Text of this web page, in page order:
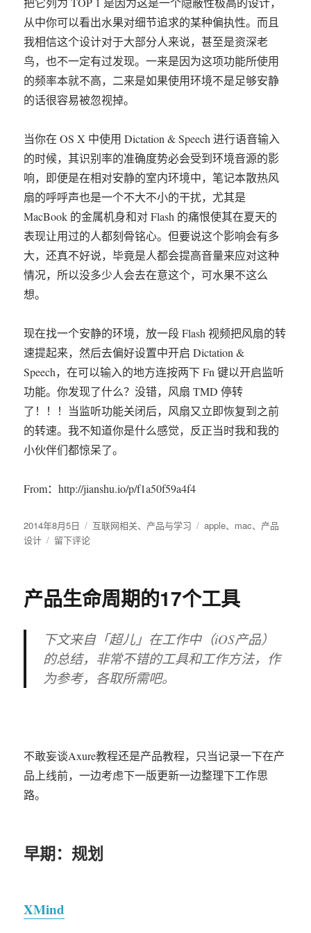
从中你可以看出水果对细节追求的某种偏执性。而且
我相信这个设计对于大部分人来说，甚至是资深老
鸟，也不一定有过发现。一来是因为这项功能所使用
的频率本就不高，二来是如果使用环境不是足够安静
的话很容易被忽视掉。
当你在 OS X 中使用 Dictation & Speech 进行语音输入
的时候，其识别率的准确度势必会受到环境音源的影
响，即便是在相对安静的室内环境中，笔记本散热风
扇的呼呼声也是一个不大不小的干扰，尤其是
MacBook 的金属机身和对 Flash 的痛恨使其在夏天的
表现让用过的人都刻骨铭心。但要说这个影响会有多
大，还真不好说，毕竟是人都会提高音量来应对这种
情况，所以没多少人会去在意这个，可水果不这么
想。
现在找一个安静的环境，放一段 Flash 视频把风扇的转
速提起来，然后去偏好设置中开启 Dictation &
Speech，在可以输入的地方连按两下 Fn 键以开启监听
功能。你发现了什么？没错，风扇 TMD 停转
了！！！当监听功能关闭后，风扇又立即恢复到之前
的转速。我不知道你是什么感觉，反正当时我和我的
小伙伴们都惊呆了。
From：http://jianshu.io/p/f1a50f59a4f4
发
布
2014年8月5日
分
互联网相关、 产品与学习
标
apple、 mac、 产品
设计
于
鲜
为
知
的
细
节
留下评论
产品生命周期的17个工具
下文来自「超儿」在工作中（iOS产品）
的总结，非常不错的工具和工作方法，作
为参考，各取所需吧。
不敢妄谈Axure教程还是产品教程，只当记录一下在产
品上线前，一边考虑下一版更新一边整理下工作思
路。
早期：规划
XMind